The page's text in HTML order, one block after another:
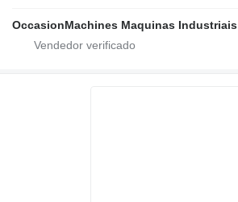
OccasionMachines Maquinas Industriais